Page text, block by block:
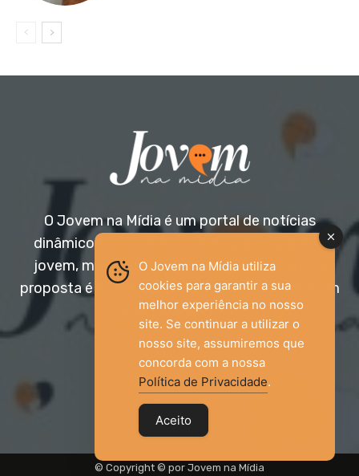
O Jovem na Mídia é um portal de notícias
dinâmico e acessível, voltado para o público
jovem, mas aberto a todas as idades. Nossa
proposta é trazer informação relevante com um
olhar diferenciado.
Entre em contato:
jovemnamidia2017@gmail.com
© Copyright © por Jovem na Mídia
O Jovem na Mídia utiliza
cookies para garantir a sua
melhor experiência no nosso
site. Se continuar a utilizar o
nosso site, assumiremos que
concorda com a nossa
Política de Privacidade.
Aceito